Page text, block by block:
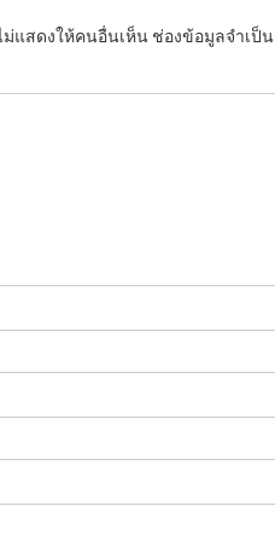
แสดงให้คนอื่นเห็น ช่องข้อมูลจำเป็